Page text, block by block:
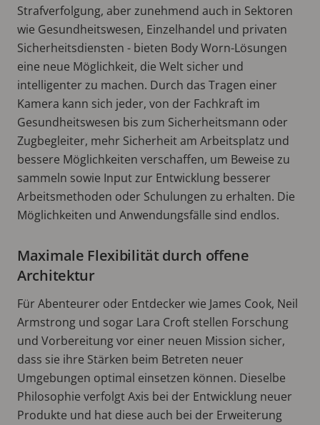
Strafverfolgung, aber zunehmend auch in Sektoren
wie Gesundheitswesen, Einzelhandel und privaten
Sicherheitsdiensten - bieten Body Worn-Lösungen
eine neue Möglichkeit, die Welt sicher und
intelligenter zu machen. Durch das Tragen einer
Kamera kann sich jeder, von der Fachkraft im
Gesundheitswesen bis zum Sicherheitsmann oder
Zugbegleiter, mehr Sicherheit am Arbeitsplatz und
bessere Möglichkeiten verschaffen, um Beweise zu
sammeln sowie Input zur Entwicklung besserer
Arbeitsmethoden oder Schulungen zu erhalten. Die
Möglichkeiten und Anwendungsfälle sind endlos.
Maximale Flexibilität durch offene
Architektur
Für Abenteurer oder Entdecker wie James Cook, Neil
Armstrong und sogar Lara Croft stellen Forschung
und Vorbereitung vor einer neuen Mission sicher,
dass sie ihre Stärken beim Betreten neuer
Umgebungen optimal einsetzen können. Dieselbe
Philosophie verfolgt Axis bei der Entwicklung neuer
Produkte und hat diese auch bei der Erweiterung